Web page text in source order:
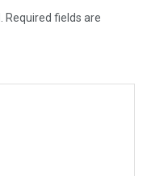
Required fields are